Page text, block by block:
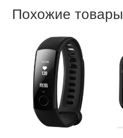
Похожие товары